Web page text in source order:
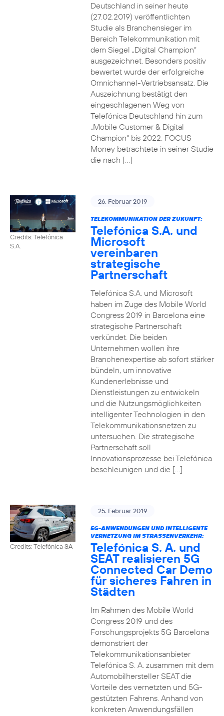
Deutschland in seiner heute
(27.02.2019) veröffentlichten
Studie als Branchensieger im
Bereich Telekommunikation mit
dem Siegel „Digital Champion“
ausgezeichnet. Besonders positiv
bewertet wurde der erfolgreiche
Omnichannel-Vertriebsansatz. Die
Auszeichnung bestätigt den
eingeschlagenen Weg von
Telefónica Deutschland hin zum
„Mobile Customer & Digital
Champion“ bis 2022. FOCUS
Money betrachtete in seiner Studie
die nach […]
Credits: Telefónica
S.A.
26. Februar 2019
TELEKOMMUNIKATION DER ZUKUNFT:
Telefónica S.A. und
Microsoft
vereinbaren
strategische
Partnerschaft
Telefónica S.A. und Microsoft
haben im Zuge des Mobile World
Congress 2019 in Barcelona eine
strategische Partnerschaft
verkündet. Die beiden
Unternehmen wollen ihre
Branchenexpertise ab sofort stärker
bündeln, um innovative
Kundenerlebnisse und
Dienstleistungen zu entwickeln
und die Nutzungsmöglichkeiten
intelligenter Technologien in den
Telekommunikationsnetzen zu
untersuchen. Die strategische
Partnerschaft soll
Innovationsprozesse bei Telefónica
beschleunigen und die […]
Credits: Telefónica SA
25. Februar 2019
5G-ANWENDUNGEN UND INTELLIGENTE
VERNETZUNG IM STRASSENVERKEHR:
Telefónica S. A. und
SEAT realisieren 5G
Connected Car Demo
für sicheres Fahren in
Städten
Im Rahmen des Mobile World
Congress 2019 und des
Forschungsprojekts 5G Barcelona
demonstriert der
Telekommunikationsanbieter
Telefónica S. A. zusammen mit dem
Automobilhersteller SEAT die
Vorteile des vernetzten und 5G-
gestützten Fahrens. Anhand von
konkreten Anwendungsfällen